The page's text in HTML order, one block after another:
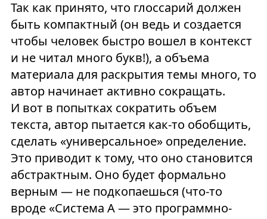
Так как принято, что глоссарий должен
быть компактный (он ведь и создается
чтобы человек быстро вошел в контекст
и не читал много букв!), а объема
материала для раскрытия темы много, то
автор начинает активно сокращать.
И вот в попытках сократить объем
текста, автор пытается как-то обобщить,
сделать «универсальное» определение.
Это приводит к тому, что оно становится
абстрактным. Оно будет формально
верным — не подкопаешься (что-то
вроде «Система А — это программно-